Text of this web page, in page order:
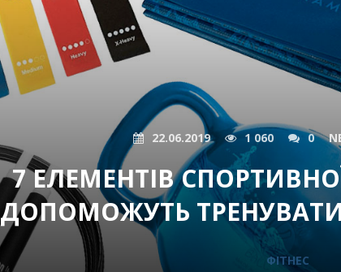
22.06.2019 1 060 0
7 ЕЛЕМЕНТІВ
ДОПОМОЖУТЬ
ФІТНЕС